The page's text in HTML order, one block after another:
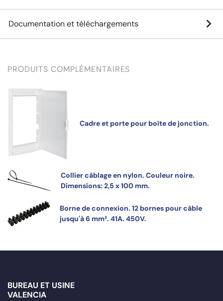
Documentation et téléchargements
PRODUITS COMPLÉMENTAIRES
Cadre et porte pour boîte de jonction.
Collier câblage en nylon. Couleur noire.
Dimensions: 2,5 x 100 mm.
Borne de connexion. 12 bornes pour câble
jusqu'à 6 mm². 41A. 450V.
BUREAU ET USINE
VALENCIA